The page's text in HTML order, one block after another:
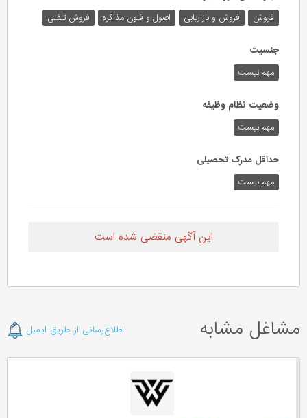
فروش فروش و بازاریابی اصول و فنون مذاکره فروش تلفنی
جنسیت
مهم نیست
وضعیت نظام وظیفه
مهم‌ نیست
حداقل مدرک تحصیلی
مهم نیست
این آگهی منقضی شده است
مشاغل مشابه اطلاع‌رسانی از طریق ایمیل